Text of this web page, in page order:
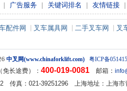
| 广告服务 | 关键词排名 | 友情链接 |
配件网 叉车属具网 二手叉车网 叉
中叉网(www.chinaforklift.com) 粤ICP备
长途费）： 400-019-0081 邮箱：
传真：021-39251296 上海地址：上海